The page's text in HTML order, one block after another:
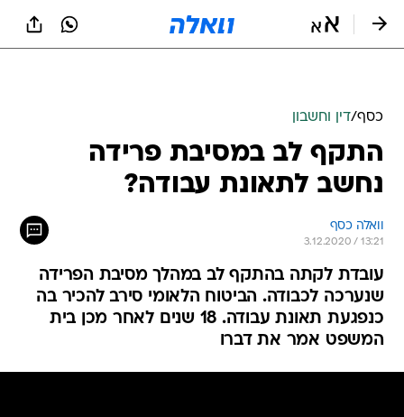
כסף/דין וחשבון
התקף לב במסיבת פרידה
נחשב לתאונת עבודה?
וואלה כסף
3.12.2020 / 13:21
עובדת לקתה בהתקף לב במהלך מסיבת הפרידה
שנערכה לכבודה. הביטוח הלאומי סירב להכיר בה
כנפגעת תאונת עבודה. 18 שנים לאחר מכן בית
המשפט אמר את דברו